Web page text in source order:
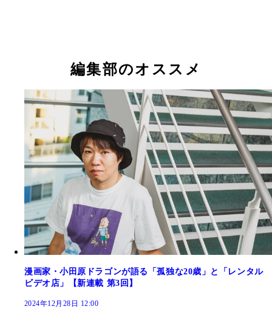
編集部のオススメ
漫画家・小田原ドラゴンが語る「孤独な20歳」と「レンタル
ビデオ店」【新連載 第3回】
2024年12月28日 12:00